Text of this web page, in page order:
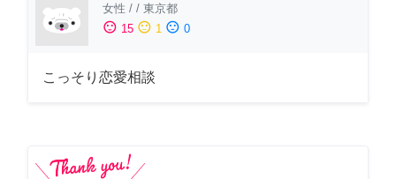
女性 / / 東京都
sentiment_satisfied 15 sentiment_neutral 1 sentiment_dissatisfied 0
こっそり恋愛相談